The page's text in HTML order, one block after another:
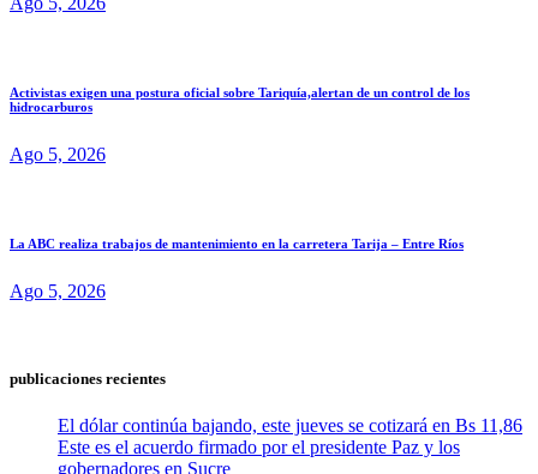
Activistas exigen una postura oficial sobre Tariquía,alertan de un control de los
hidrocarburos
Ago 5, 2026
La ABC realiza trabajos de mantenimiento en la carretera Tarija – Entre Ríos
Ago 5, 2026
publicaciones recientes
El dólar continúa bajando, este jueves se cotizará en Bs 11,86
Este es el acuerdo firmado por el presidente Paz y los
gobernadores en Sucre